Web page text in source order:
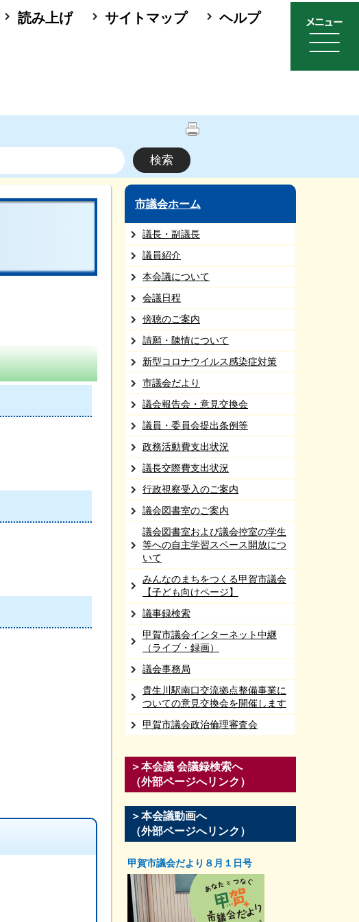
読み上げ サイトマップ ヘルプ
市議会ホーム
議長・副議長
議員紹介
本会議について
会議日程
傍聴のご案内
請願・陳情について
新型コロナウイルス感染症対策
市議会だより
議会報告会・意見交換会
議員・委員会提出条例等
政務活動費支出状況
議長交際費支出状況
行政視察受入のご案内
議会図書室のご案内
議会図書室および議会控室の学生
等への自主学習スペース開放につ
いて
みんなのまちをつくる甲賀市議会
【子ども向けページ】
議事録検索
甲賀市議会インターネット中継
（ライブ・録画）
議会事務局
貴生川駅南口交流拠点整備事業に
ついての意見交換会を開催します
甲賀市議会政治倫理審査会
＞本会議 会議録検索へ
（外部ページへリンク）
＞本会議動画へ
（外部ページへリンク）
甲賀市議会だより８月１日号